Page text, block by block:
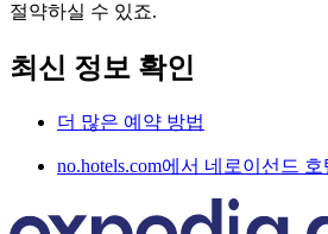
절약하실 수 있죠.
최신 정보 확인
더 많은 예약 방법
no.hotels.com에서 네로이선드